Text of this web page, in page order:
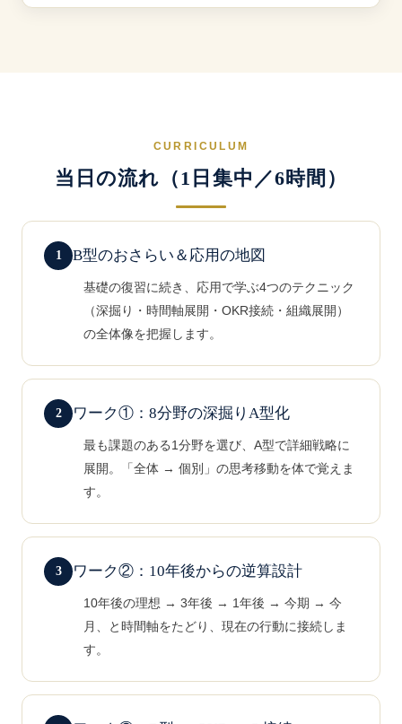
CURRICULUM
当日の流れ（1日集中／6時間）
B型のおさらい＆応用の地図
基礎の復習に続き、応用で学ぶ4つのテクニック
（深掘り・時間軸展開・OKR接続・組織展開）
の全体像を把握します。
ワーク①：8分野の深掘りA型化
最も課題のある1分野を選び、A型で詳細戦略に
展開。「全体 → 個別」の思考移動を体で覚えま
す。
ワーク②：10年後からの逆算設計
10年後の理想 → 3年後 → 1年後 → 今期 → 今
月、と時間軸をたどり、現在の行動に接続しま
す。